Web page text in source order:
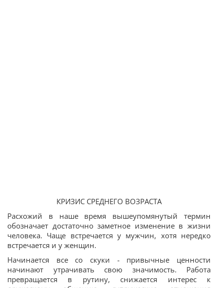
КРИЗИС СРЕДНЕГО ВОЗРАСТА
Расхожий в наше время вышеупомянутый термин
обозначает достаточно заметное изменение в жизни
человека. Чаще встречается у мужчин, хотя нередко
встречается и у женщин.
Начинается все со скуки - привычные ценности
начинают утрачивать свою значимость. Работа
превращается в рутину, снижается интерес к